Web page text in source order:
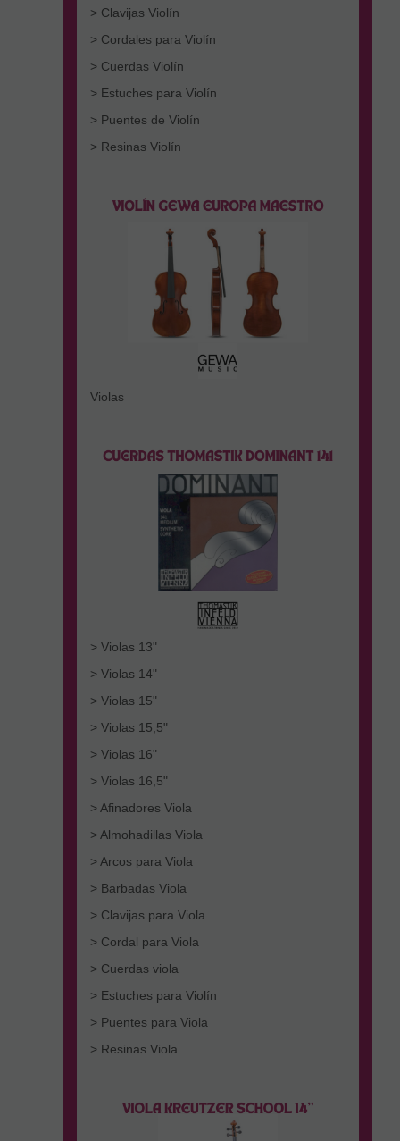
> Clavijas Violín
> Cordales para Violín
> Cuerdas Violín
> Estuches para Violín
> Puentes de Violín
> Resinas Violín
Violas
> Violas 13"
> Violas 14"
> Violas 15"
> Violas 15,5"
> Violas 16"
> Violas 16,5"
> Afinadores Viola
> Almohadillas Viola
> Arcos para Viola
> Barbadas Viola
> Clavijas para Viola
> Cordal para Viola
> Cuerdas viola
> Estuches para Violín
> Puentes para Viola
> Resinas Viola